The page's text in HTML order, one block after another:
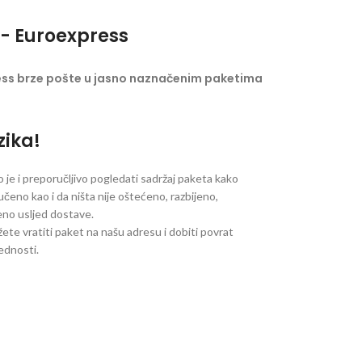
Euroexpress
brze pošte u jasno naznačenim paketima
i preporučljivo pogledati sadržaj paketa kako
kao i da ništa nije oštećeno, razbijeno,
usljed dostave.
vratiti paket na našu adresu i dobiti povrat